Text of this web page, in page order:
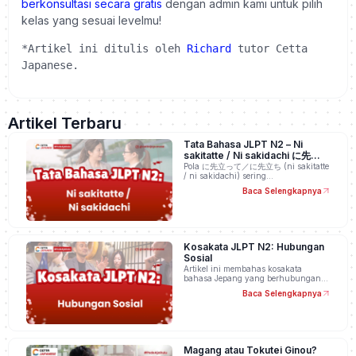
berkonsultasi secara gratis dengan admin kami untuk pilih
kelas yang sesuai levelmu!
*Artikel ini ditulis oleh Richard
tutor Cetta
Japanese.
Artikel Terbaru
Tata Bahasa JLPT N2 – Ni
sakitatte / Ni sakidachi に先立っ
て／に先立ち
Pola に先立って／に先立ち (ni sakitatte
/ ni sakidachi) sering…
Baca Selengkapnya
Kosakata JLPT N2: Hubungan
Sosial
Artikel ini membahas kosakata
bahasa Jepang yang berhubungan…
Baca Selengkapnya
Magang atau Tokutei Ginou?